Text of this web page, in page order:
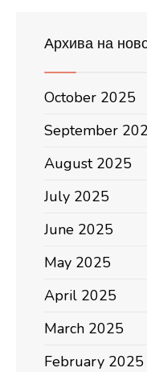
Архива на
October 2025
September
August 2025
July 2025
June 2025
May 2025
April 2025
March 2025
February 2025